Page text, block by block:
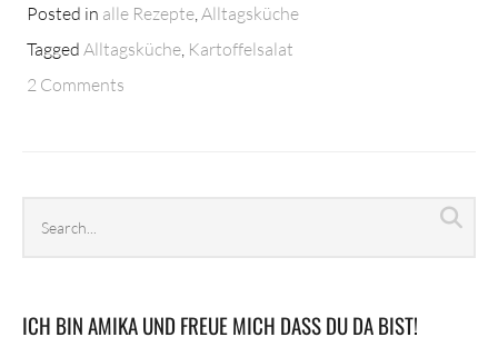
Posted in alle Rezepte Alltagsküche
Tagged Alltagsküche Kartoffelsalat
2 Comments
archives
ICH BIN AMIKA UND FREUE MICH DASS DU DA BIST!